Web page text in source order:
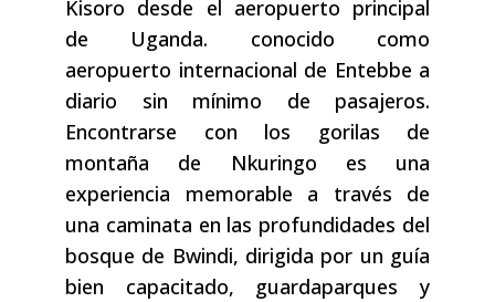
Kisoro desde el aeropuerto principal
de Uganda. conocido como
aeropuerto internacional de Entebbe a
diario sin mínimo de pasajeros.
Encontrarse con los gorilas de
montaña de Nkuringo es una
experiencia memorable a través de
una caminata en las profundidades del
bosque de Bwindi, dirigida por un guía
bien capacitado, guardaparques y